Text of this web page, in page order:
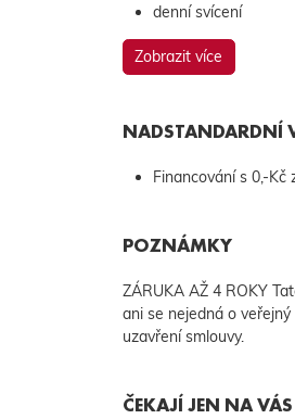
denní svícení
Zobrazit více
NADSTANDARDNÍ
Financování s 0,-Kč
POZNÁMKY
ZÁRUKA AŽ 4 ROKY
ani se nejedná o
uzavření smlouvy.
ČEKAJÍ JEN NA VÁS